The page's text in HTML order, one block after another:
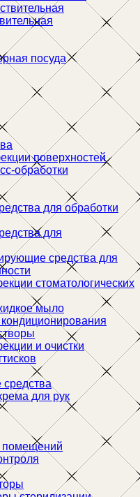
посуда
поверхностей
обработки
для обработки
для
средства для
стоматологических
мыло
и очистки
для рук
помещений